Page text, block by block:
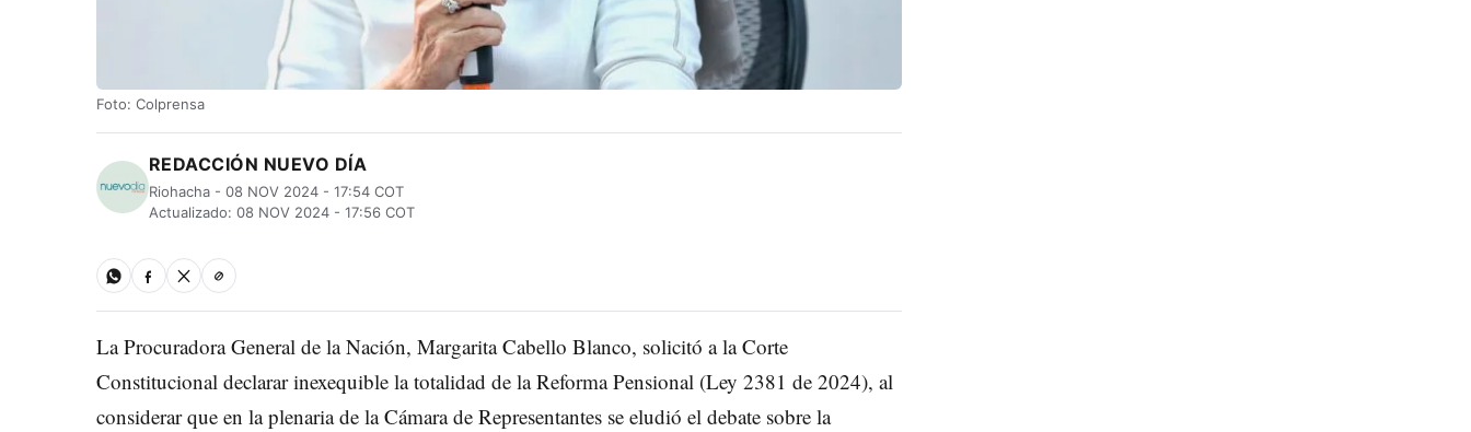
Foto: Colprensa
REDACCIÓN NUEVO DÍA
Riohacha - 08 NOV 2024 - 17:54 COT
Actualizado: 08 NOV 2024 - 17:56 COT
La Procuradora General de la Nación, Margarita Cabello Blanco, solicitó a la Corte
Constitucional declarar inexequible la totalidad de la Reforma Pensional (Ley 2381 de 2024), al
considerar que en la plenaria de la Cámara de Representantes se eludió el debate sobre la